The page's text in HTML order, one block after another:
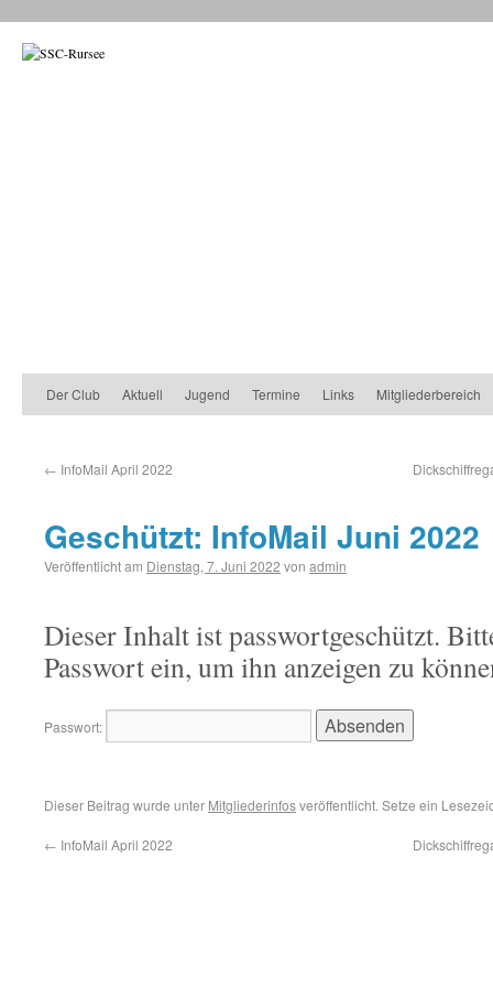
Der Club Aktuell Jugend Termine Links Mitgliederbereich
← InfoMail April 2022
Geschützt: InfoMail Juni 2022
Veröffentlicht am Dienstag, 7. Juni 2022 von admin
Dieser Inhalt ist passwortgeschützt.
Passwort ein, um ihn anzeigen zu
Passwort:
Dieser Beitrag wurde unter Mitgliederinfosveröffentlicht. Setze ein
← InfoMail April 2022